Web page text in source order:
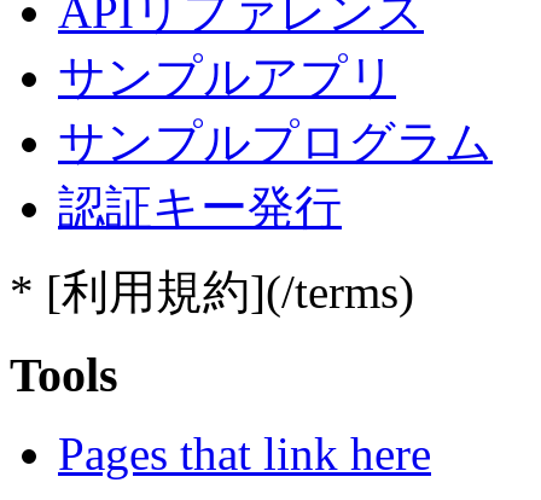
APIリファレンス
サンプルアプリ
サンプルプログラム
認証キー発行
* [利用規約](/terms)
Tools
Pages that link here